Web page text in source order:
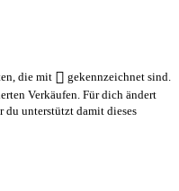
die mit
gekennzeichnet sind.
Verkäufen. Für dich ändert
du unterstützt damit dieses